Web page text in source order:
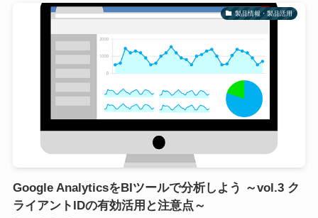
製品情報・製品活用
Google AnalyticsをBIツールで分析しよう ～vol.3 ク
ライアントIDの有効活用と注意点～